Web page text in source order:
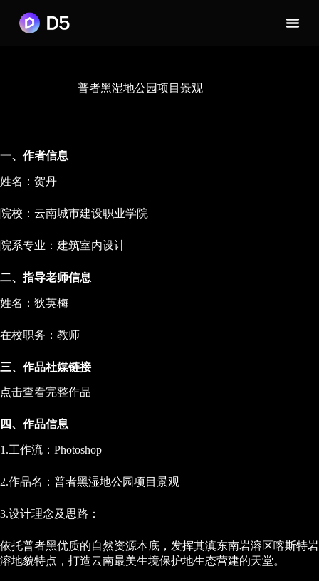
普者黑湿地公园项目景观
一、作者信息
姓名：贺丹
院校：云南城市建设职业学院
院系专业：建筑室内设计
二、指导老师信息
姓名：狄英梅
在校职务：教师
三、作品社媒链接
点击查看完整作品
四、作品信息
1.工作流：Photoshop
2.作品名：普者黑湿地公园项目景观
3.设计理念及思路：
依托普者黑优质的自然资源本底，发挥其滇东南岩溶区喀斯特岩
溶地貌特点，打造云南最美生境保护地生态营建的天堂。